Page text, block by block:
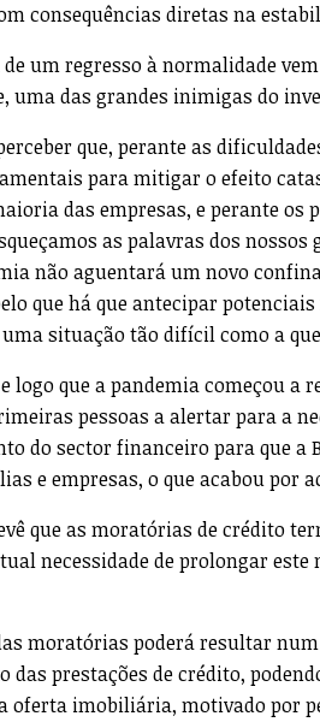
consequências diretas na
um regresso à normalidade
uma das grandes inimigas do
que, perante as
para mitigar o efeito
das empresas, e perante os
as palavras dos nossos
não aguentará um novo
que há que antecipar
situação tão difícil como a
logo que a pandemia começou a
pessoas a alertar para a
do sector financeiro para que a
e empresas, o que acabou por
que as moratórias de crédito
necessidade de prolongar este
moratórias poderá resultar
prestações de crédito,
imobiliária, motivado por